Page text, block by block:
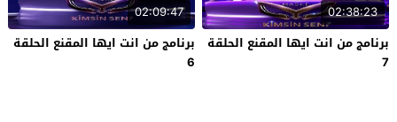
02:38:23
برنامج من انت ايها المقنع الحلقة
7
02:09:47
برنامج من انت ايها المقنع الحلقة
6